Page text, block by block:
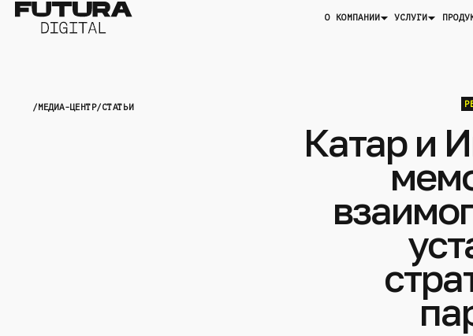
О КОМПАНИИ УСЛУГИ
/МЕДИА-ЦЕНТР/СТАТЬИ
Катар и